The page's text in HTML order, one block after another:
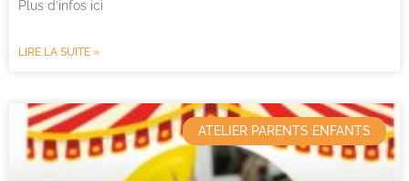
Plus d’infos ici
LIRE LA SUITE »
ATELIER PARENTS ENFANTS